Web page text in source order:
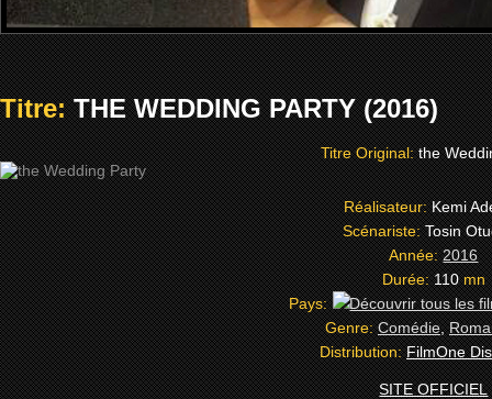
Titre:THE WEDDING PARTY (2016)
Titre Original:the
Réalisateur:Kemi
Scénariste:Tosin
Année:2016
Durée:110mn
Pays:
Genre:Comédie,
Distribution:FilmOne
SITE OFFICIEL